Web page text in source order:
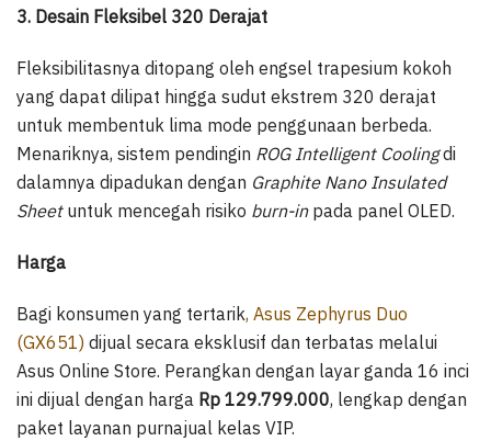
3. Desain Fleksibel 320 Derajat
Fleksibilitasnya ditopang oleh engsel trapesium kokoh
yang dapat dilipat hingga sudut ekstrem 320 derajat
untuk membentuk lima mode penggunaan berbeda.
Menariknya, sistem pendingin ROG Intelligent Coolingdi
dalamnya dipadukan dengan Graphite Nano Insulated
Sheetuntuk mencegah risiko burn-inpada panel OLED.
Harga
Bagi konsumen yang tertarik, Asus Zephyrus Duo
(GX651) dijual secara eksklusif dan terbatas melalui
Asus Online Store. Perangkan dengan layar ganda 16 inci
ini dijual dengan harga Rp 129.799.000, lengkap dengan
paket layanan purnajual kelas VIP.